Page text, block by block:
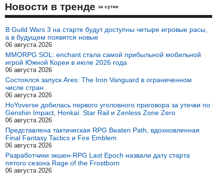
Новости в тренде за сутки
В Guild Wars 3 на старте будут доступны четыре игровые расы,
а в будущем появятся новые
06 августа 2026
MMORPG SOL: enchant стала самой прибыльной мобильной
игрой Южной Кореи в июле 2026 года
06 августа 2026
Состоялся запуск Ares: The Iron Vanguard в ограниченном
числе стран
06 августа 2026
HoYoverse добилась первого уголовного приговора за утечки по
Genshin Impact, Honkai: Star Rail и Zenless Zone Zero
06 августа 2026
Представлена тактическая RPG Beaten Path, вдохновленная
Final Fantasy Tactics и Fire Emblem
06 августа 2026
Разработчики экшен-RPG Last Epoch назвали дату старта
пятого сезона Rage of the Frostborn
06 августа 2026